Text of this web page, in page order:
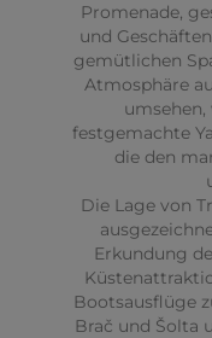
Promenade,
und
gemütlichen
Atmosphäre
festgemachte
die den
Die Lage von
Erkundung
Bootsausflüge
Brač und Šolta